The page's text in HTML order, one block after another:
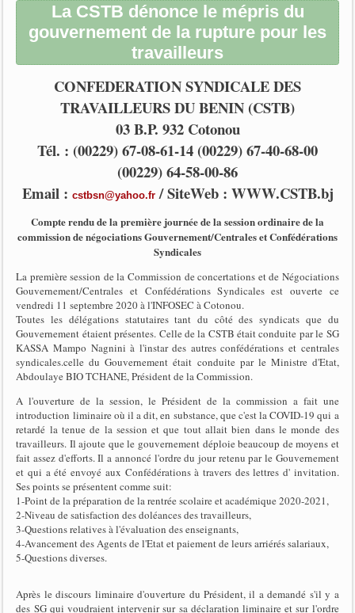
La CSTB dénonce le mépris du
gouvernement de la rupture pour les
travailleurs
CONFEDERATION SYNDICALE DES
TRAVAILLEURS DU BENIN (CSTB)
03 B.P. 932 Cotonou
Tél. : (00229) 67-08-61-14 (00229) 67-40-68-00
(00229) 64-58-00-86
Email : cstbsn@yahoo.fr/ SiteWeb : WWW.CSTB.bj
Compte rendu de la première journée de la session ordinaire de la
commission de négociations Gouvernement/Centrales et Confédérations
Syndicales
La première session de la Commission de concertations et de Négociations
Gouvernement/Centrales et Confédérations Syndicales est ouverte ce
vendredi 11 septembre 2020 à l'INFOSEC à Cotonou.
Toutes les délégations statutaires tant du côté des syndicats que du
Gouvernement étaient présentes. Celle de la CSTB était conduite par le SG
KASSA Mampo Nagnini à l'instar des autres confédérations et centrales
syndicales.celle du Gouvernement était conduite par le Ministre d'Etat,
Abdoulaye BIO TCHANE, Président de la Commission.
A l'ouverture de la session, le Président de la commission a fait une
introduction liminaire où il a dit, en substance, que c'est la COVID-19 qui a
retardé la tenue de la session et que tout allait bien dans le monde des
travailleurs. Il ajoute que le gouvernement déploie beaucoup de moyens et
fait assez d'efforts. Il a annoncé l'ordre du jour retenu par le Gouvernement
et qui a été envoyé aux Confédérations à travers des lettres d' invitation.
Ses points se présentent comme suit:
1-Point de la préparation de la rentrée scolaire et académique 2020-2021,
2-Niveau de satisfaction des doléances des travailleurs,
3-Questions relatives à l'évaluation des enseignants,
4-Avancement des Agents de l'Etat et paiement de leurs arriérés salariaux,
5-Questions diverses.
Après le discours liminaire d'ouverture du Président, il a demandé s'il y a
des SG qui voudraient intervenir sur sa déclaration liminaire et sur l'ordre